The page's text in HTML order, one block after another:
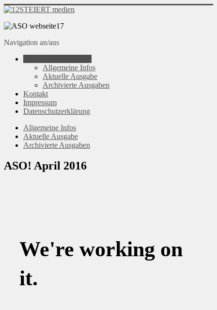
Navigation an/aus
Allgemeine Infos
Aktuelle Ausgabe
Archivierte Ausgaben
Kontakt
Impressum
Datenschutzerklärung
Allgemeine Infos
Aktuelle Ausgabe
Archivierte Ausgaben
ASO! April 2016